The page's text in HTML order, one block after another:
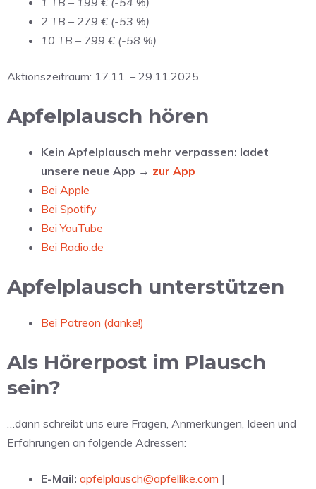
2 TB – 279 € (-53 %)
10 TB – 799 € (-58 %)
Aktionszeitraum: 17.11. – 29.11.2025
Apfelplausch hören
Kein Apfelplausch mehr verpassen: ladet
unsere neue App → zur App
Bei Apple
Bei Spotify
Bei YouTube
Bei Radio.de
Apfelplausch unterstützen
Bei Patreon (danke!)
Als Hörerpost im Plausch
sein?
…dann schreibt uns eure Fragen, Anmerkungen, Ideen und
Erfahrungen an folgende Adressen:
E-Mail: apfelplausch@apfellike.com |